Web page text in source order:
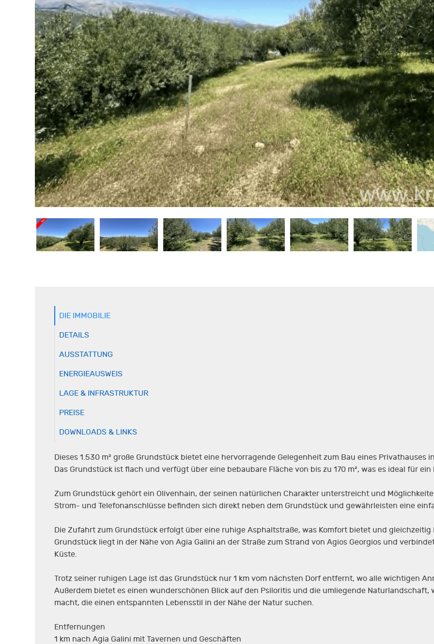
DIE IMMOBILIE
DETAILS
AUSSTATTUNG
ENERGIEAUSWEIS
LAGE & INFRASTRUKTUR
PREISE
DOWNLOADS & LINKS
Dieses 1.530 m² große Grundstück bietet eine hervorragende Gelegenheit zum Bau eines
Das Grundstück ist flach und verfügt über eine bebaubare Fläche von bis zu 170 m², was es ideal für
Zum Grundstück gehört ein Olivenhain, der seinen natürlichen Charakter unterstreicht und
Strom- und Telefonanschlüsse befinden sich direkt neben dem Grundstück und gewährleisten eine
Die Zufahrt zum Grundstück erfolgt über eine ruhige Asphaltstraße, was Komfort bietet und
Grundstück liegt in der Nähe von Agia Galini an der Straße zum Strand von Agios Georgios und
Küste.
Trotz seiner ruhigen Lage ist das Grundstück nur 1 km vom nächsten Dorf entfernt, wo alle wichtigen
Außerdem bietet es einen wunderschönen Blick auf den Psiloritis und die umliegende Naturlandschaft,
macht, die einen entspannten Lebensstil in der Nähe der Natur suchen.
Entfernungen
1 km nach Agia Galini mit Tavernen und Geschäften